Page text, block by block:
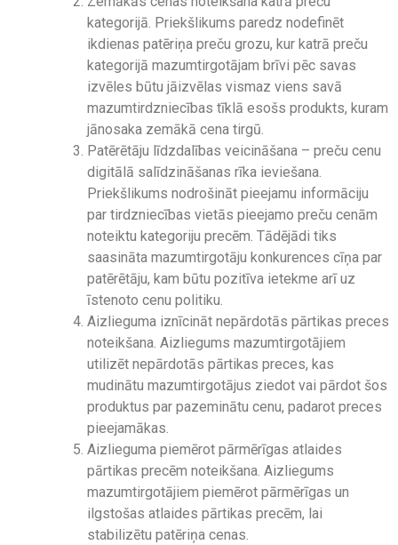
kategorijā. Priekšlikums paredz nodefinēt
ikdienas patēriņa preču grozu, kur katrā preču
kategorijā mazumtirgotājam brīvi pēc savas
izvēles būtu jāizvēlas vismaz viens savā
mazumtirdzniecības tīklā esošs produkts, kuram
jānosaka zemākā cena tirgū.
Patērētāju līdzdalības veicināšana – preču cenu
digitālā salīdzināšanas rīka ieviešana.
Priekšlikums nodrošināt pieejamu informāciju
par tirdzniecības vietās pieejamo preču cenām
noteiktu kategoriju precēm. Tādējādi tiks
saasināta mazumtirgotāju konkurences cīņa par
patērētāju, kam būtu pozitīva ietekme arī uz
īstenoto cenu politiku.
Aizlieguma iznīcināt nepārdotās pārtikas preces
noteikšana. Aizliegums mazumtirgotājiem
utilizēt nepārdotās pārtikas preces, kas
mudinātu mazumtirgotājus ziedot vai pārdot šos
produktus par pazeminātu cenu, padarot preces
pieejamākas.
Aizlieguma piemērot pārmērīgas atlaides
pārtikas precēm noteikšana. Aizliegums
mazumtirgotājiem piemērot pārmērīgas un
ilgstošas atlaides pārtikas precēm, lai
stabilizētu patēriņa cenas.